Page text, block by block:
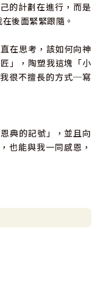
的計劃在進行，而是
後面緊緊跟隨。
在思考，該如何向神
」，陶塑我這塊「小
很不擅長的方式─寫
典的記號」，並且向
也能與我一同感恩，
，以及服事中所學到
首歌，在該頁下方都
樂的Youtube立即收